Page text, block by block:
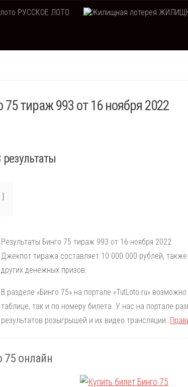
РУССКОЕ ЛОТО
75 тираж 993 от 16 ноября 2022
Результаты Бинго 75 тираж 993 от 16 ноября 2022
Джекпот тиража составляет 10 000 000 рублей,
других денежных призов.
В разделе «Бинго 75» на портале «TutLoto.ru»
таблице, так и по номеру билета. У нас на портале
результатов розыгрышей и их видео трансляции.
75 онлайн